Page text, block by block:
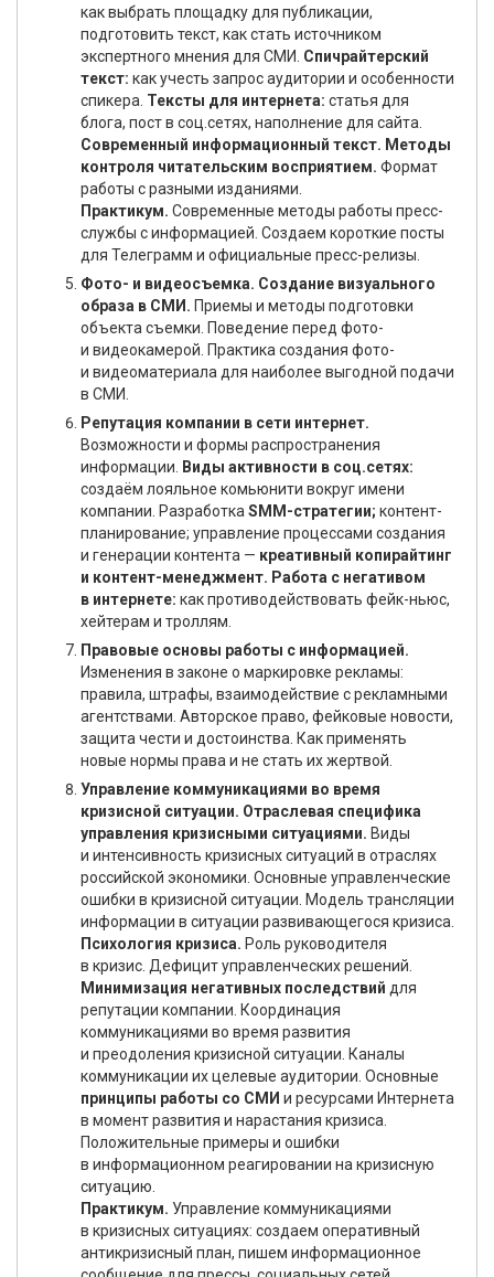
как выбрать площадку для публикации,
подготовить текст, как стать источником
экспертного мнения для СМИ. Спичрайтерский
текст: как учесть запрос аудитории и особенности
спикера. Тексты для интернета: статья для
блога, пост в соц.сетях, наполнение для сайта.
Современный информационный текст. Методы
контроля читательским восприятием. Формат
работы с разными изданиями.
Практикум. Современные методы работы пресс-
службы с информацией. Создаем короткие посты
для Телеграмм и официальные пресс-релизы.
Фото- и видеосъемка. Создание визуального
образа в СМИ. Приемы и методы подготовки
объекта съемки. Поведение перед фото-
и видеокамерой. Практика создания фото-
и видеоматериала для наиболее выгодной подачи
в СМИ.
Репутация компании в сети интернет.
Возможности и формы распространения
информации.
Виды активности в соц.сетях:
создаём лояльное комьюнити вокруг имени
компании. Разработка SMM-стратегии; контент-
планирование; управление процессами создания
и генерации контента — креативный копирайтинг
и контент-менеджмент. Работа с негативом
в интернете: как противодействовать фейк-ньюс,
хейтерам и троллям.
Правовые основы работы с информацией.
Изменения в законе о маркировке рекламы:
правила, штрафы, взаимодействие с рекламными
агентствами. Авторское право, фейковые новости,
защита чести и достоинства. Как применять
новые нормы права и не стать их жертвой.
Управление коммуникациями во время
кризисной ситуации. Отраслевая специфика
управления кризисными ситуациями. Виды
и интенсивность кризисных ситуаций в отраслях
российской экономики. Основные управленческие
ошибки в кризисной ситуации. Модель трансляции
информации в ситуации развивающегося кризиса.
Психология кризиса. Роль руководителя
в кризис. Дефицит управленческих решений.
Минимизация негативных последствий для
репутации компании. Координация
коммуникациями во время развития
и преодоления кризисной ситуации. Каналы
коммуникации их целевые аудитории. Основные
принципы работы со СМИ и ресурсами Интернета
в момент развития и нарастания кризиса.
Положительные примеры и ошибки
в информационном реагировании на кризисную
ситуацию.
Практикум. Управление коммуникациями
в кризисных ситуациях: создаем оперативный
антикризисный план, пишем информационное